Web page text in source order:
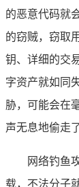
的恶意代码就
的窃贼，窃取
钥、详细的交
字资产就如同
胁，可能会在
声无息地偷走
网络钓鱼
载，不法分子